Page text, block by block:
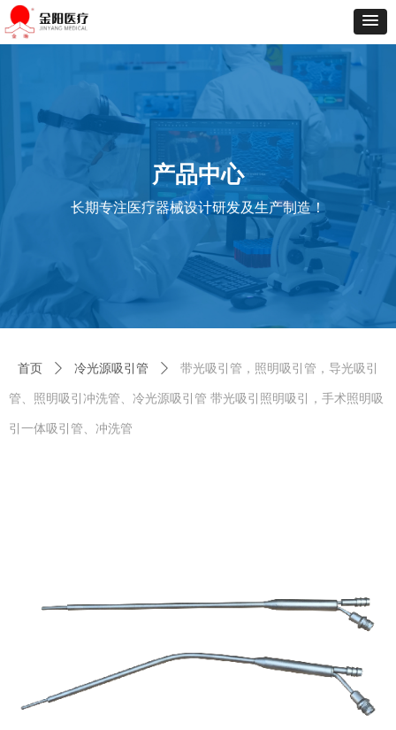
首页 ꄲ 冷光源吸引管 ꄲ 带光吸引管，照明吸引管，导光吸引
管、照明吸引冲洗管、冷光源吸引管 带光吸引照明吸引，手术照明吸
引一体吸引管、冲洗管
产品中心
长期专注医疗器械设计研发及生产制造！